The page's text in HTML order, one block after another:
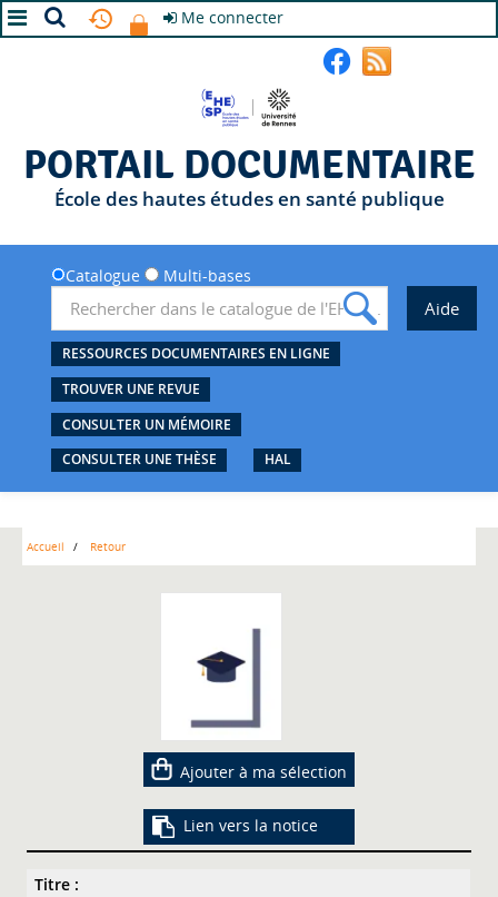
Me connecter
PORTAIL DOCUMENTAIRE
École des hautes études en santé publique
Catalogue Multi-bases
RESSOURCES DOCUMENTAIRES EN LIGNE
TROUVER UNE REVUE
CONSULTER UN MÉMOIRE
CONSULTER UNE THÈSE
HAL
Accueil Retour
Ajouter à ma sélection
Lien vers la notice
Titre :